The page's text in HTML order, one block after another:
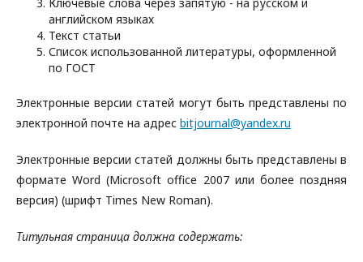
английском языках
Текст статьи
Список использованной литературы, оформленной
по ГОСТ
Электронные версии статей могут быть представлены по
электронной почте на адрес bitjournal@yandex.ru
Электронные версии статей должны быть представлены в
формате Word (Microsoft office 2007 или более поздняя
версия) (шрифт Times New Roman).
Титульная страница должна содержать: